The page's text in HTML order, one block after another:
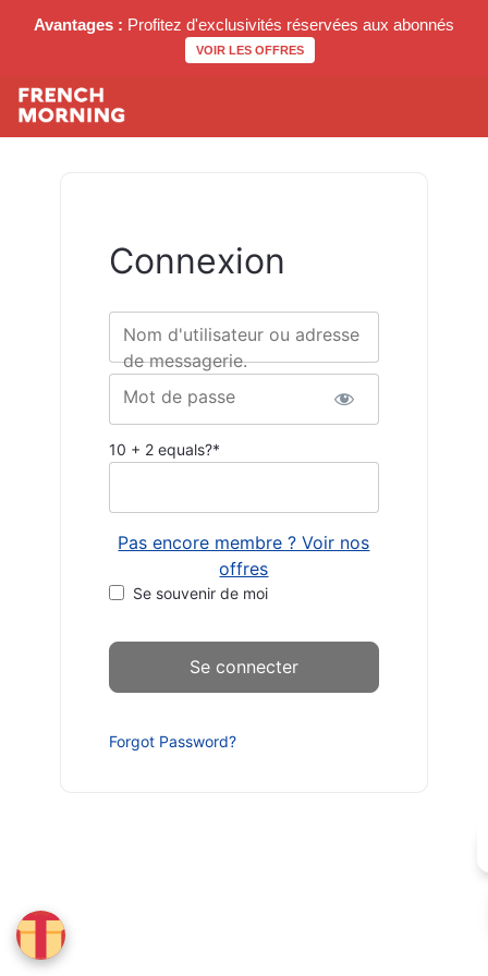
Avantages : Profitez d'exclusivités réservées aux abonnés
VOIR LES OFFRES
Connexion
Nom d'utilisateur ou adresse
de messagerie.
Mot de passe
10 + 2 equals?*
Pas encore membre ? Voir nos
offres
Se souvenir de moi
Forgot Password?